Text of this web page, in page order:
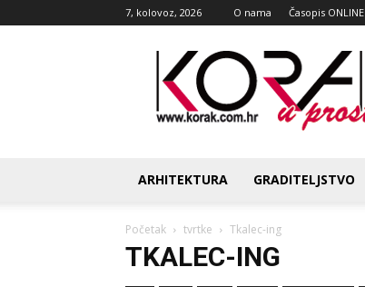
7, kolovoz, 2026 O nama Časopis ONLINE
Korak
u
prostor
ARHITEKTURA GRADITELJSTVO
Početak tvrtke Tkalec-ing
TKALEC-ING